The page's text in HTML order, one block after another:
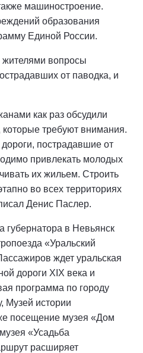
машиностроение.
образования
Единой России.
жителями вопросы
от паводка, и
как раз обсудили
требуют внимания.
пострадавшие от
привлекать молодых
их жильем. Строить
во всех территориях
Денис Паслер.
губернатора в Невьянск
«Уральский
ждет уральская
дороги XIX века и
программа по городу
Музей истории
посещение музея «Дом
«Усадьба
расширяет